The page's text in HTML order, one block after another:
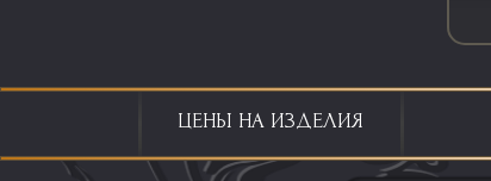
ЦЕНЫ НА ИЗДЕЛИЯ